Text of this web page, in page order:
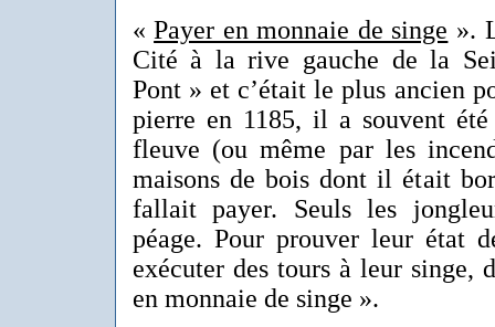
«Payer en monnaie de singe ».
Cité à la rive gauche de la
Pont » et c’était le plus ancien
pierre en 1185, il a souvent
fleuve (ou même par les
maisons de bois dont il était
fallait payer. Seuls les
péage. Pour prouver leur état
exécuter des tours à leur singe,
en monnaie de singe ».